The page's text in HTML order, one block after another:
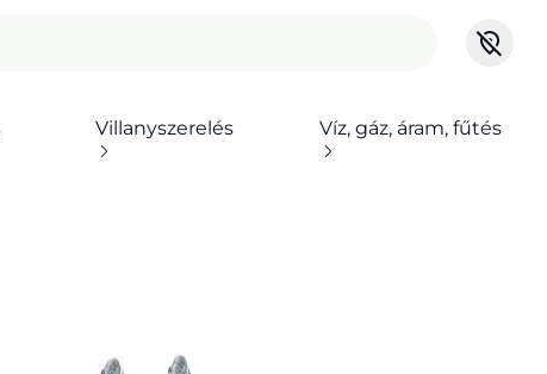
Villanyszerelés Víz, gáz, áram, fűtés